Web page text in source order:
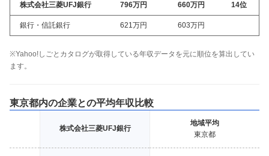
株式会社三菱UFJ銀行 796万円 660万円 14位
銀行・信託銀行 621万円 603万円
※Yahoo!しごとカタログが取得している年収データを元に順位を算出してい
ます。
東京都内の企業との平均年収比較
株式会社三菱UFJ銀行
地域平均
東京都